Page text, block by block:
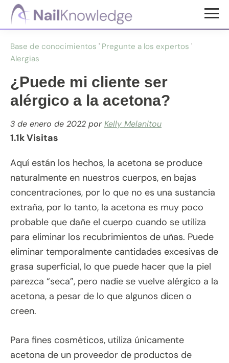
Saltar
principal
Saltar
página
Conocimientos
de
uñas
Base de conocimientos ' Pregunte a los expertos '
Alergias
¿Puede mi cliente ser
alérgico a la acetona?
3 de enero de 2022 porKelly Melanitou
1.1k Visitas
Aquí están los hechos, la acetona se produce
naturalmente en nuestros cuerpos, en bajas
concentraciones, por lo que no es una sustancia
extraña, por lo tanto, la acetona es muy poco
probable que dañe el cuerpo cuando se utiliza
para eliminar los recubrimientos de uñas. Puede
eliminar temporalmente cantidades excesivas de
grasa superficial, lo que puede hacer que la piel
parezca “seca”, pero nadie se vuelve alérgico a la
acetona, a pesar de lo que algunos dicen o
creen.
Para fines cosméticos, utiliza únicamente
acetona de un proveedor de productos de